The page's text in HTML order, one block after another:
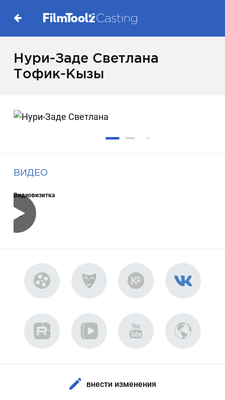
Нури-Заде Светлана
Тофик-Кызы
ВИДЕО
Видеовизитка
внести изменения